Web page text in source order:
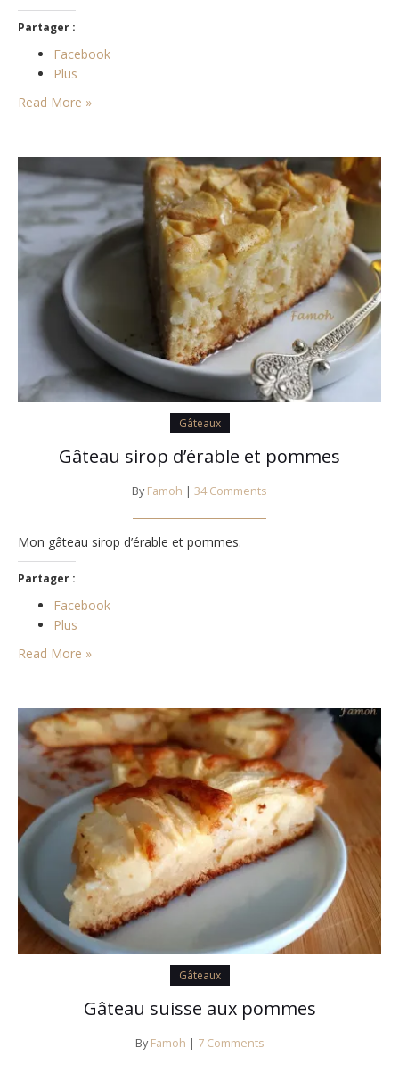
Partager :
Facebook
Plus
Read More »
Gâteaux
Gâteau sirop d’érable et pommes
By Famoh | 34 Comments
Mon gâteau sirop d’érable et pommes.
Partager :
Facebook
Plus
Read More »
Gâteaux
Gâteau suisse aux pommes
By Famoh | 7 Comments